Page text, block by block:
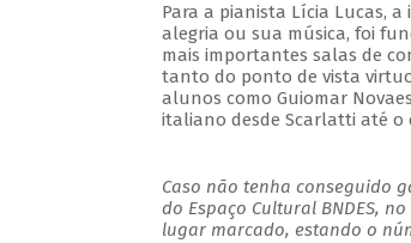
Para a pianista Lícia Lucas,
alegria ou sua música, foi
mais importantes salas de
tanto do ponto de vista
alunos como Guiomar
italiano desde Scarlatti até o
Caso não tenha conseguido
do Espaço Cultural BNDES,
lugar marcado, estando o